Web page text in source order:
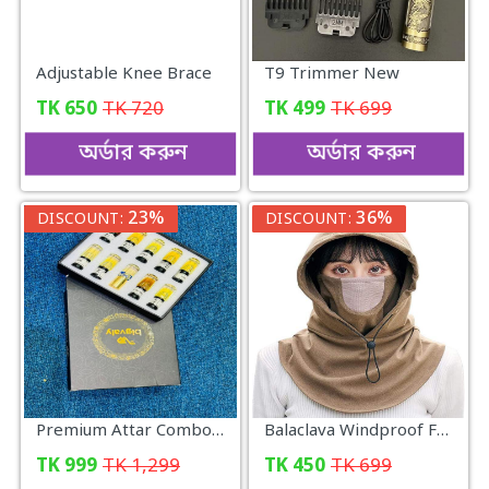
Adjustable Knee Brace
TK 650 TK720
অর্ডার করুন
T9 Trimmer New
TK 499 TK699
অর্ডার করুন
DISCOUNT: 23%
Premium Attar Combo Pack
TK 999 TK1,299
DISCOUNT: 36%
Balaclava Windproof Full Face Mask (Khaki)
TK 450 TK699